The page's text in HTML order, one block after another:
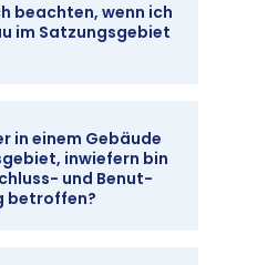
be­ach­ten, wenn ich
im Sat­zungs­ge­biet
in ei­nem Ge­bäu­de
in­wie­fern bin
und Be­nut­
be­trof­fen?